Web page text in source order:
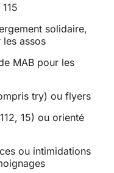
solidaire,
assos
MAB pour les
try) ou flyers
15) ou orienté
ou intimidations